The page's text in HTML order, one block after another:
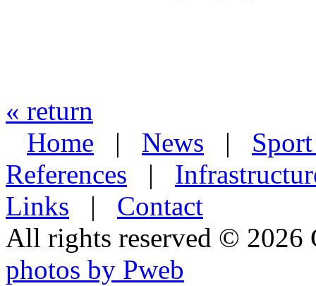
« return
Home | News |
References |
Links | Contact
All rights reserved ©
photos by Pweb